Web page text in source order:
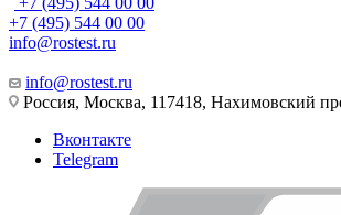
+7 (495) 544 00 00
info@rostest.ru
info@rostest.ru
Россия, Москва, 117418, Нахимовский
Вконтакте
Telegram